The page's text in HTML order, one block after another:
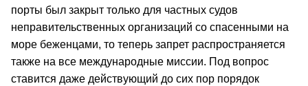
порты был закрыт только для частных судов
неправительственных организаций со спасенными на
море беженцами, то теперь запрет распространяется
также на все международные миссии. Под вопрос
ставится даже действующий до сих пор порядок